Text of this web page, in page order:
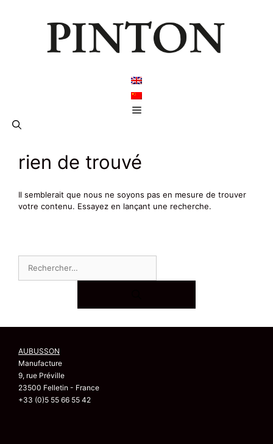
Menu
rien de trouvé
Il semblerait que nous ne soyons pas en mesure de trouver
votre contenu. Essayez en lançant une recherche.
AUBUSSON
Manufacture
9, rue Préville
23500 Felletin - France
+33 (0)5 55 66 55 42